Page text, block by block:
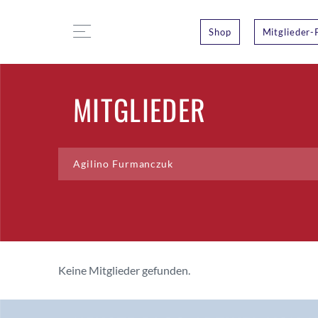
Shop Mitglieder-
MITGLIEDER
Keine Mitglieder gefunden.